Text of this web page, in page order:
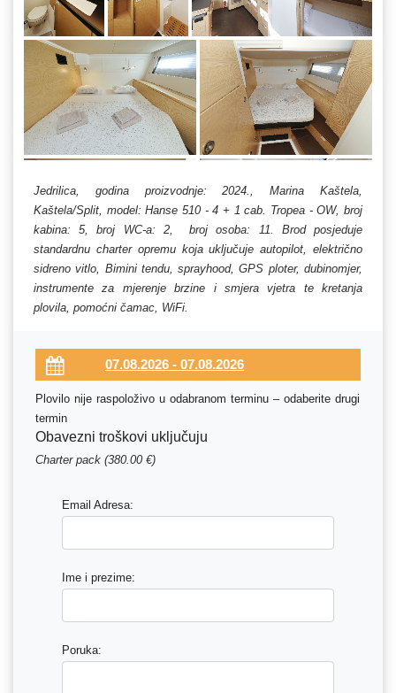
Jedrilica, godina proizvodnje: 2024., Marina Kaštela,
Kaštela/Split, model: Hanse 510 - 4 + 1 cab. Tropea - OW, broj
kabina: 5, broj WC-a: 2, broj osoba: 11. Brod posjeduje
standardnu charter opremu koja uključuje autopilot, električno
sidreno vitlo, Bimini tendu, sprayhood, GPS ploter, dubinomjer,
instrumente za mjerenje brzine i smjera vjetra te kretanja
plovila, pomoćni čamac, WiFi.
Plovilo nije raspoloživo u odabranom terminu – odaberite drugi
termin
Obavezni troškovi uključuju
Charter pack (380.00 €)
Email Adresa:
Ime i prezime:
Poruka: